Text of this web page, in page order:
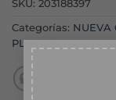
SKU: 203188397
Categorías: NUEVA
PLANAS